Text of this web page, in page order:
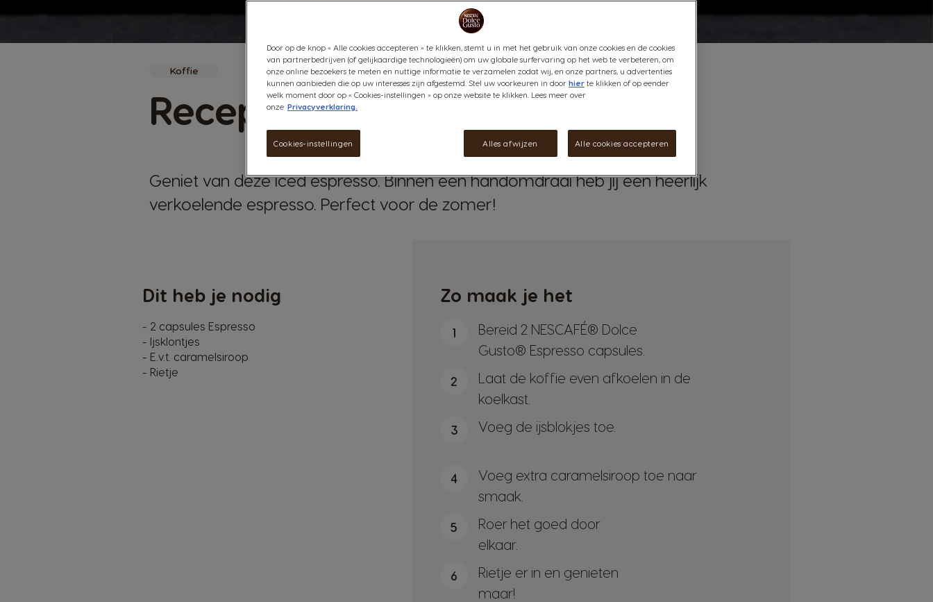
Koffie
Recept Iced Espresso
Geniet van deze iced espresso. Binnen een handomdraai heb jij een heerlijk
verkoelende espresso. Perfect voor de zomer!
Dit heb je nodig
- 2 capsules Espresso
- Ijsklontjes
- E.v.t. caramelsiroop
- Rietje
Zo maak je het
1
Bereid 2 NESCAFÉ® Dolce
Gusto® Espresso capsules.
2
Laat de koffie even afkoelen in de
koelkast.
3 Voeg de ijsblokjes toe.
4
Voeg extra caramelsiroop toe naar
smaak.
5
Roer het goed door
elkaar.
6
Rietje er in en genieten
maar!
Door op de knop « Alle cookies accepteren » te klikken, stemt u in met het gebruik van onze cookies en de cookies
van partnerbedrijven (of gelijkaardige technologieën) om uw globale surfervaring op het web te verbeteren, om
onze online bezoekers te meten en nuttige informatie te verzamelen zodat wij, en onze partners, u advertenties
kunnen aanbieden die op uw interesses zijn afgestemd. Stel uw voorkeuren in door hier te klikken of op eender
welk moment door op « Cookies-instellingen » op onze website te klikken. Lees meer over
onze Privacyverklaring.
Alles afwijzen Alle cookies accepteren
Cookies-instellingen